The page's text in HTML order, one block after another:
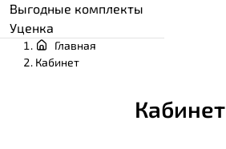
Выгодные комплекты
Уценка
Главная
Кабинет
Кабинет